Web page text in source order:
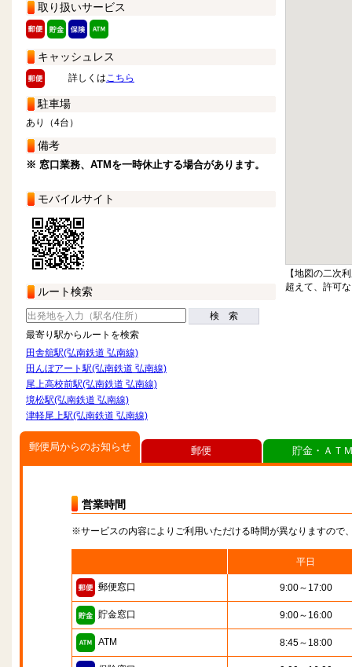
取り扱いサービス
キャッシュレス
詳しくはこちら
駐車場
あり（4台）
備考
※ 窓口業務、ATMを一時休止する場合があります。
モバイルサイト
ルート検索
検 索
最寄り駅からルートを検索
田舎舘駅(弘南鉄道 弘南線)
田んぼアート駅(弘南鉄道 弘南線)
尾上高校前駅(弘南鉄道 弘南線)
境松駅(弘南鉄道 弘南線)
津軽尾上駅(弘南鉄道 弘南線)
【地図の二次
超えて、許可
郵便局からのお知らせ
営業時間
※サービスの内容によりご利用いただける時間が異なりますので
平日
郵便窓口 9:00～17:00
貯金窓口 9:00～16:00
ATM 8:45～18:00
郵便 貯金・ＡＴ